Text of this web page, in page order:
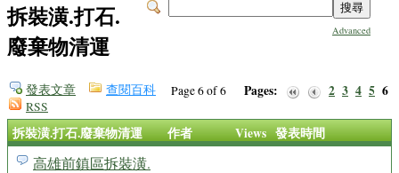
Advanced
拆裝潢.打石.
廢棄物清運
Page 6 of 6 Pages: 2 3 4 5 6
發表文章
查閱百科
RSS
拆裝潢.打石.廢棄物清運 作者 Views 發表時間
高雄前鎮區拆裝潢.